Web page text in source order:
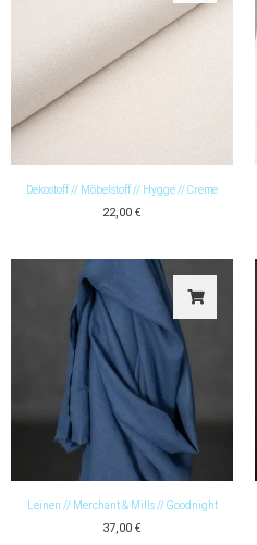
Dekostoff // Möbelstoff // Hygge // Creme
22,00 €
Leinen // Merchant & Mills // Goodnight
37,00 €